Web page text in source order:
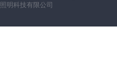
照明科技有限公司